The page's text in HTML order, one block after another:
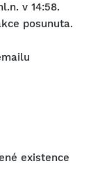
v 14:58.
posunuta.
existence